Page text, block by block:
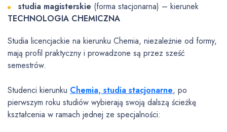
studia magisterskie (forma stacjonarna) – kierunek
TECHNOLOGIA CHEMICZNA
Studia licencjackie na kierunku Chemia, niezależnie od formy,
mają profil praktyczny i prowadzone są przez sześć
semestrów.
Studenci kierunku Chemia, studia stacjonarne, po
pierwszym roku studiów wybierają swoją dalszą ścieżkę
kształcenia w ramach jednej ze specjalności: